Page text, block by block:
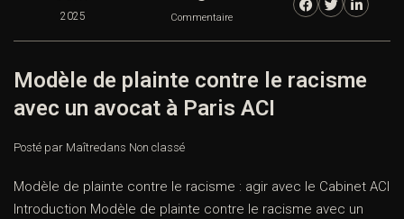
2025 Commentaire
Modèle de plainte contre le racisme
avec un avocat à Paris ACI
Posté par Maîtredans Non classé
Modèle de plainte contre le racisme : agir avec le Cabinet ACI
Introduction Modèle de plainte contre le racisme avec un